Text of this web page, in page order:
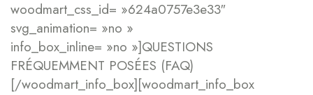
woodmart_css_id= »624a0757e3e33″
svg_animation= »no »
info_box_inline= »no »]QUESTIONS
FRÉQUEMMENT POSÉES (FAQ)
[/woodmart_info_box][woodmart_info_box